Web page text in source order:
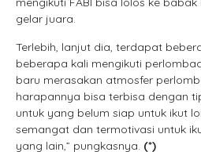
gelar juara.
Terlebih, lanjut dia, terdapat
beberapa kali mengikuti
baru merasakan atmosfer
harapannya bisa terbisa dengan
untuk yang belum siap untuk ikut
semangat dan termotivasi untuk
yang lain,” pungkasnya. (*)